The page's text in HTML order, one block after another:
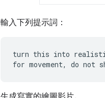
輸入下列提示詞：
turn this into
for movement, do not